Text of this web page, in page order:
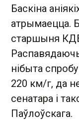
Баскіна
атрымаецца.
старшыня
нібыта
220 км/г, да
сенатара і
Паўлоўскага.